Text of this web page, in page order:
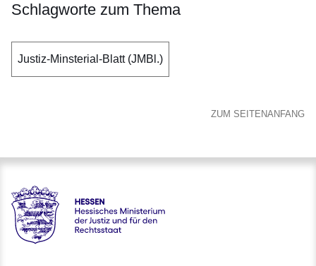
Schlagworte zum Thema
Justiz-Minsterial-Blatt (JMBl.)
ZUM SEITENANFANG
Hessen - Hessisches Ministerium der Justiz und für den